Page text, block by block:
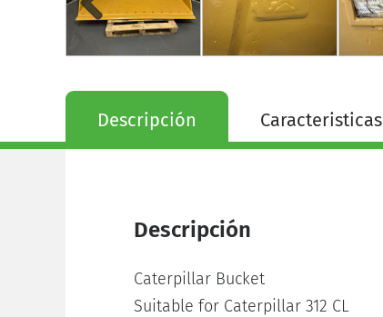
Descripción Caracteristicas
Descripción
Caterpillar Bucket
Suitable for Caterpillar 312 CL